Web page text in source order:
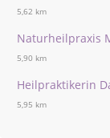
5,62 km
Naturheilpraxis
5,90 km
Heilpraktikerin
5,95 km